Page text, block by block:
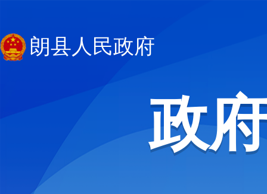
朗县人民政府
政